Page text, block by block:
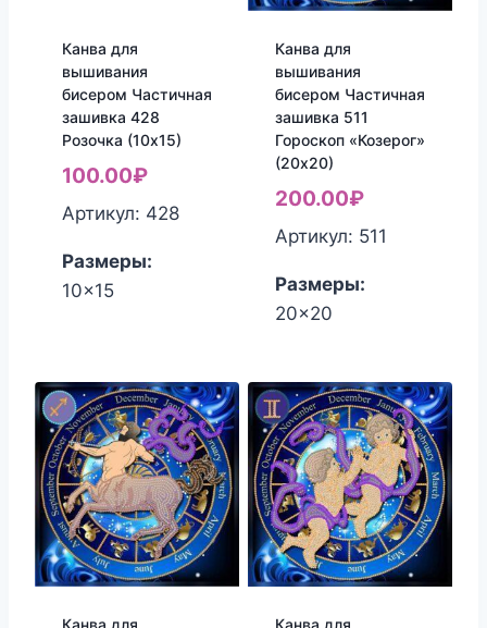
Канва для
вышивания
бисером Частичная
зашивка 428
Розочка (10х15)
100.00₽
Артикул: 428
Размеры:
10x15
Канва для
вышивания
бисером Частичная
зашивка 511
Гороскоп «Козерог»
(20х20)
200.00₽
Артикул: 511
Размеры:
20x20
Канва для
Канва для